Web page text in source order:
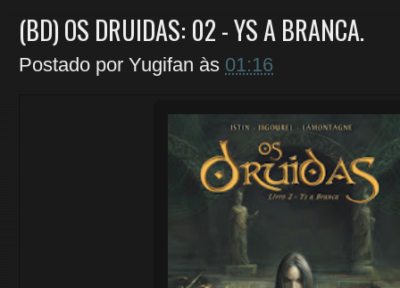
(BD) OS DRUIDAS: 02 - YS A BRANCA.
Postado por Yugifan às 01:16